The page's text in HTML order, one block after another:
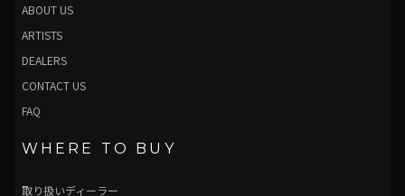
ABOUT US
ARTISTS
DEALERS
CONTACT US
FAQ
WHERE TO BUY
取り扱いディーラー